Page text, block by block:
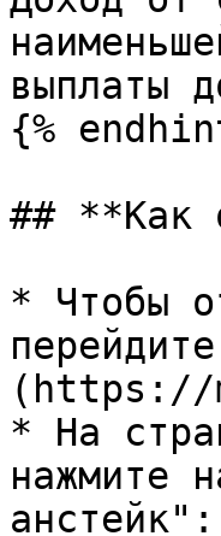
выплаты
{%
## **Как
* Чтобы
(https://
* На
нажмите
анстейк":